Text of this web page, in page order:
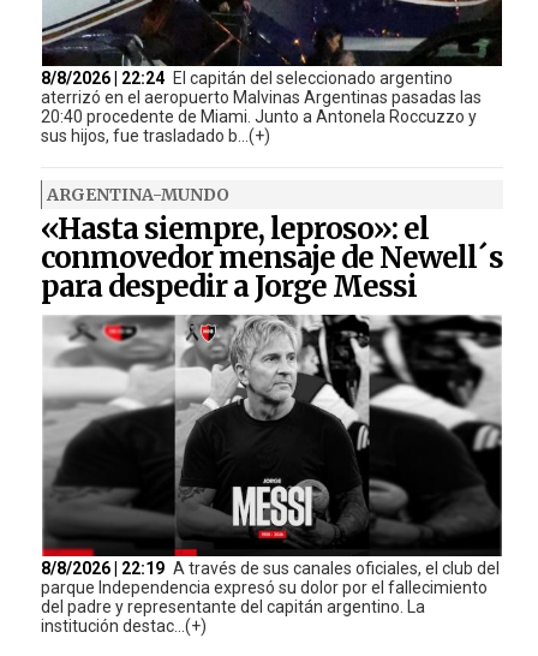
8/8/2026 | 22:24 El capitán del seleccionado argentino
aterrizó en el aeropuerto Malvinas Argentinas pasadas las
20:40 procedente de Miami. Junto a Antonela Roccuzzo y
sus hijos, fue trasladado b...(+)
ARGENTINA-MUNDO
«Hasta siempre, leproso»: el
conmovedor mensaje de Newell´s
para despedir a Jorge Messi
8/8/2026 | 22:19 A través de sus canales oficiales, el club del
parque Independencia expresó su dolor por el fallecimiento
del padre y representante del capitán argentino. La
institución destac...(+)